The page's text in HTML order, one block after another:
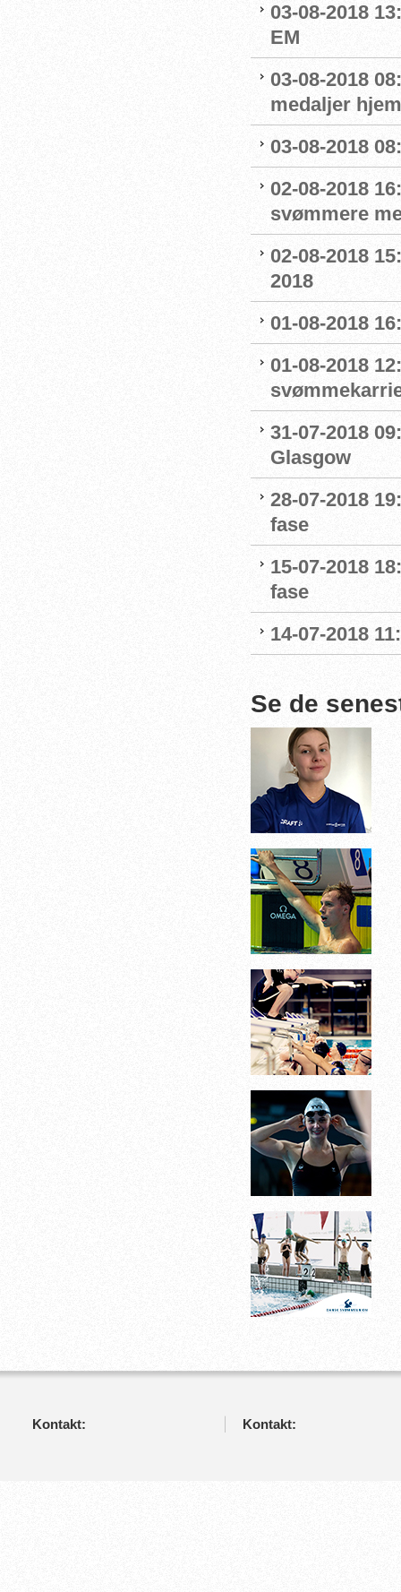
03-08-2018
EM
03-08-2018
medaljer
03-08-2018
02-08-2018
svømmere
02-08-2018
2018
01-08-2018
01-08-2018
31-07-2018
Glasgow
28-07-2018
fase
15-07-2018
fase
14-07-2018
Se de
Kontakt: Kontakt: